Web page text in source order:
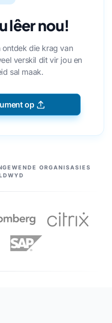
lêer nou!
ontdek die krag van
verskil dit vir jou en
sal maak.
op
ORGANISASIES